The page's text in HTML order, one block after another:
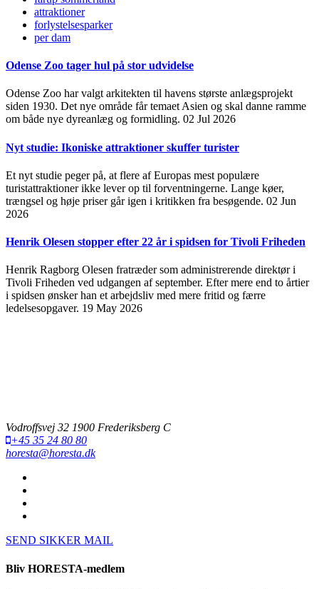
attraktioner
forlystelsesparker
per dam
Odense Zoo tager hul på stor udvidelse
Odense Zoo har valgt arkitekten til havens største anlægsprojekt
siden 1930. Det nye område får temaet Asien og skal danne ramme
om både nye dyreanlæg og formidling. 02 Jul 2026
Nyt studie: Ikoniske attraktioner skuffer turister
Et nyt studie peger på, at flere af Europas mest populære
turistattraktioner ikke lever op til forventningerne. Lange køer,
trængsel og høje priser går igen i kritikken fra besøgende. 02 Jun
2026
Henrik Olesen stopper efter 22 år i spidsen for Tivoli Friheden
Henrik Ragborg Olesen fratræder som administrerende direktør i
Tivoli Friheden ved udgangen af september. Efter mere end to årtier
i spidsen ønsker han et arbejdsliv med mere fritid og færre
ledelsesopgaver. 19 May 2026
Vodroffsvej 32 1900 Frederiksberg C
+45 35 24 80 80
horesta@horesta.dk
SEND SIKKER MAIL
Bliv HORESTA-medlem